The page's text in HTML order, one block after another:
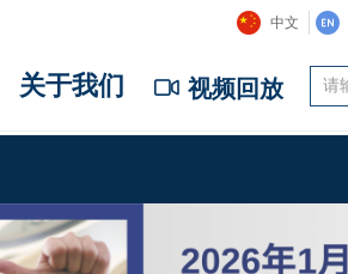
中文
关于我们 ꀕ 视频回放